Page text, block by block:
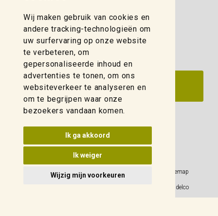
Wij maken gebruik van cookies en
andere tracking-technologieën om
uw surfervaring op onze website
te verbeteren, om
gepersonaliseerde inhoud en
advertenties te tonen, om ons
websiteverkeer te analyseren en
om te begrijpen waar onze
bezoekers vandaan komen.
Ik ga akkoord
Ik weiger
Wijzig mijn voorkeuren
zwolle@weidelco.nl
Update cookies voorkeuren
Privacy Policy Sitemap
© 2026 Weidelco